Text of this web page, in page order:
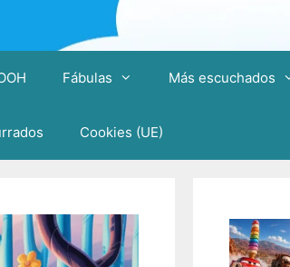
Fábulas Más escuchados
Cookies (UE)